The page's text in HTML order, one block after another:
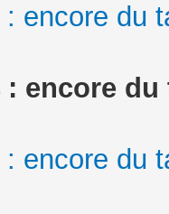
: encore du
: encore
: encore du